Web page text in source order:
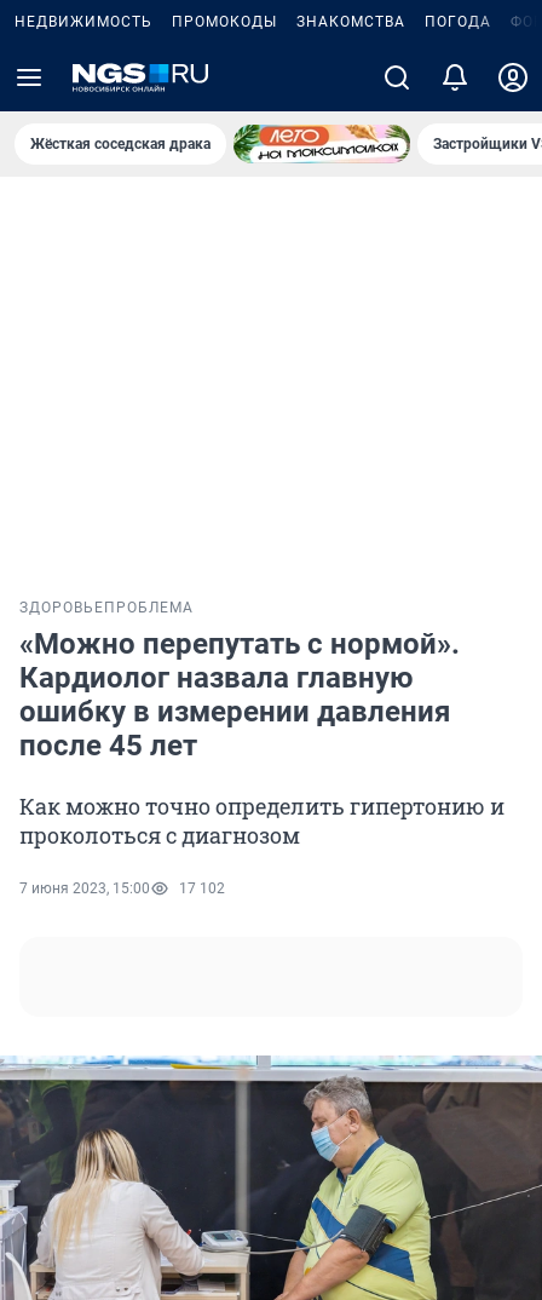
НЕДВИЖИМОСТЬ ПРОМОКОДЫ ЗНАКОМСТВА ПОГОДА
Жёсткая соседская драка Застройщики
ЗДОРОВЬЕ ПРОБЛЕМА
«Можно перепутать с нормой».
Кардиолог назвала главную
ошибку в измерении давления
после 45 лет
Как можно точно определить гипертонию и
проколоться с диагнозом
7 июня 2023, 15:00 17 102